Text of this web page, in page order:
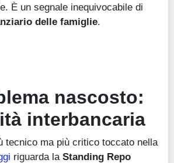
È un segnale inequivocabile di
delle famiglie.
nascosto:
interbancaria
tecnico ma più critico toccato nella
riguarda la Standing Repo